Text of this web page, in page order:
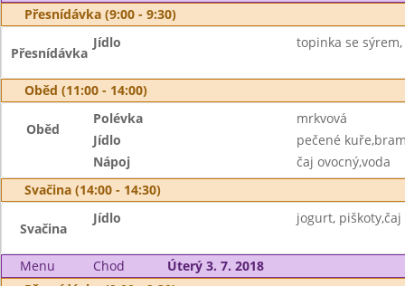
Přesnídávka (9:00 - 9:30)
Přesnídávka
Jídlo topinka se
Oběd (11:00 - 14:00)
Oběd
Polévka
mrkvová
Jídlo
pečené
Nápoj
čaj ovocný,voda
Svačina (14:00 - 14:30)
Svačina
Jídlo jogurt, piškoty,čaj
Menu Chod
Úterý 3. 7. 2018